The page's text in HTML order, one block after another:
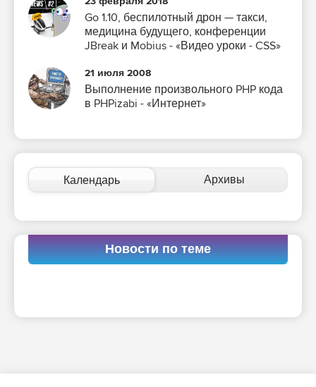
Go 1.10, беспилотный дрон — такси,
медицина будущего, конференции
JBreak и Mobius - «Видео уроки - CSS»
21 июля 2008
Выполнение произвольного PHP кода
в PHPizabi - «Интернет»
Календарь Архивы
Новости по теме